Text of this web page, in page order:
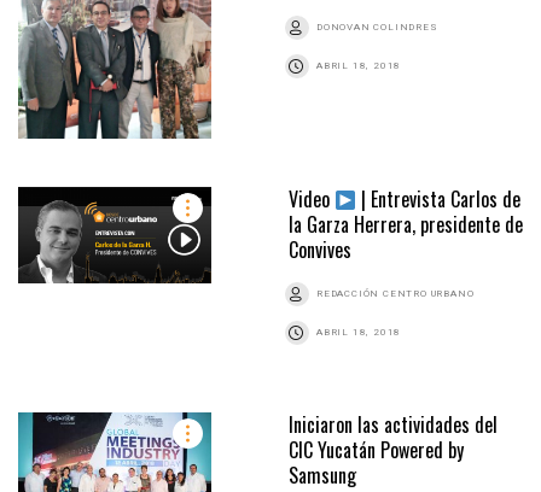
DONOVAN COLINDRES
ABRIL 18, 2018
Video
| Entrevista Carlos de
la Garza Herrera, presidente de
Convives
REDACCIÓN CENTRO URBANO
ABRIL 18, 2018
Iniciaron las actividades del
CIC Yucatán Powered by
Samsung